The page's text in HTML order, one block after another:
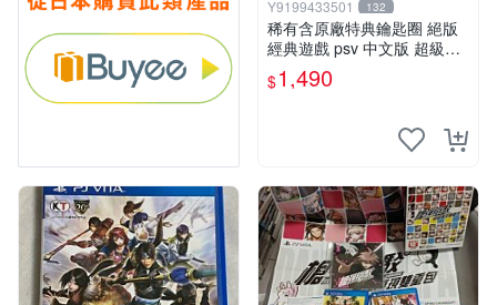
Y9199433501 132
稀有含原廠特典鑰匙圈 絕版
經典遊戲 psv 中文版 超級機
器人大戰V
$1,490